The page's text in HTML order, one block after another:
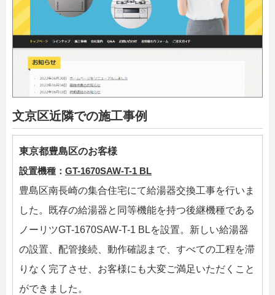
文京区近隣での施工事例
東京都豊島区のお客様
設置機種： GT-1670SAW-T-1 BL
豊島区南長崎の集合住宅にて給湯器交換工事を行いま
した。既存の給湯器と同等機能を持つ後継機種である
ノーリツGT-1670SAW-T-1 BLを設置。新しい給湯器
の設置、配管接続、動作確認まで、すべての工程を滞
りなく完了させ、お客様にも大変ご満足いただくこと
ができました。